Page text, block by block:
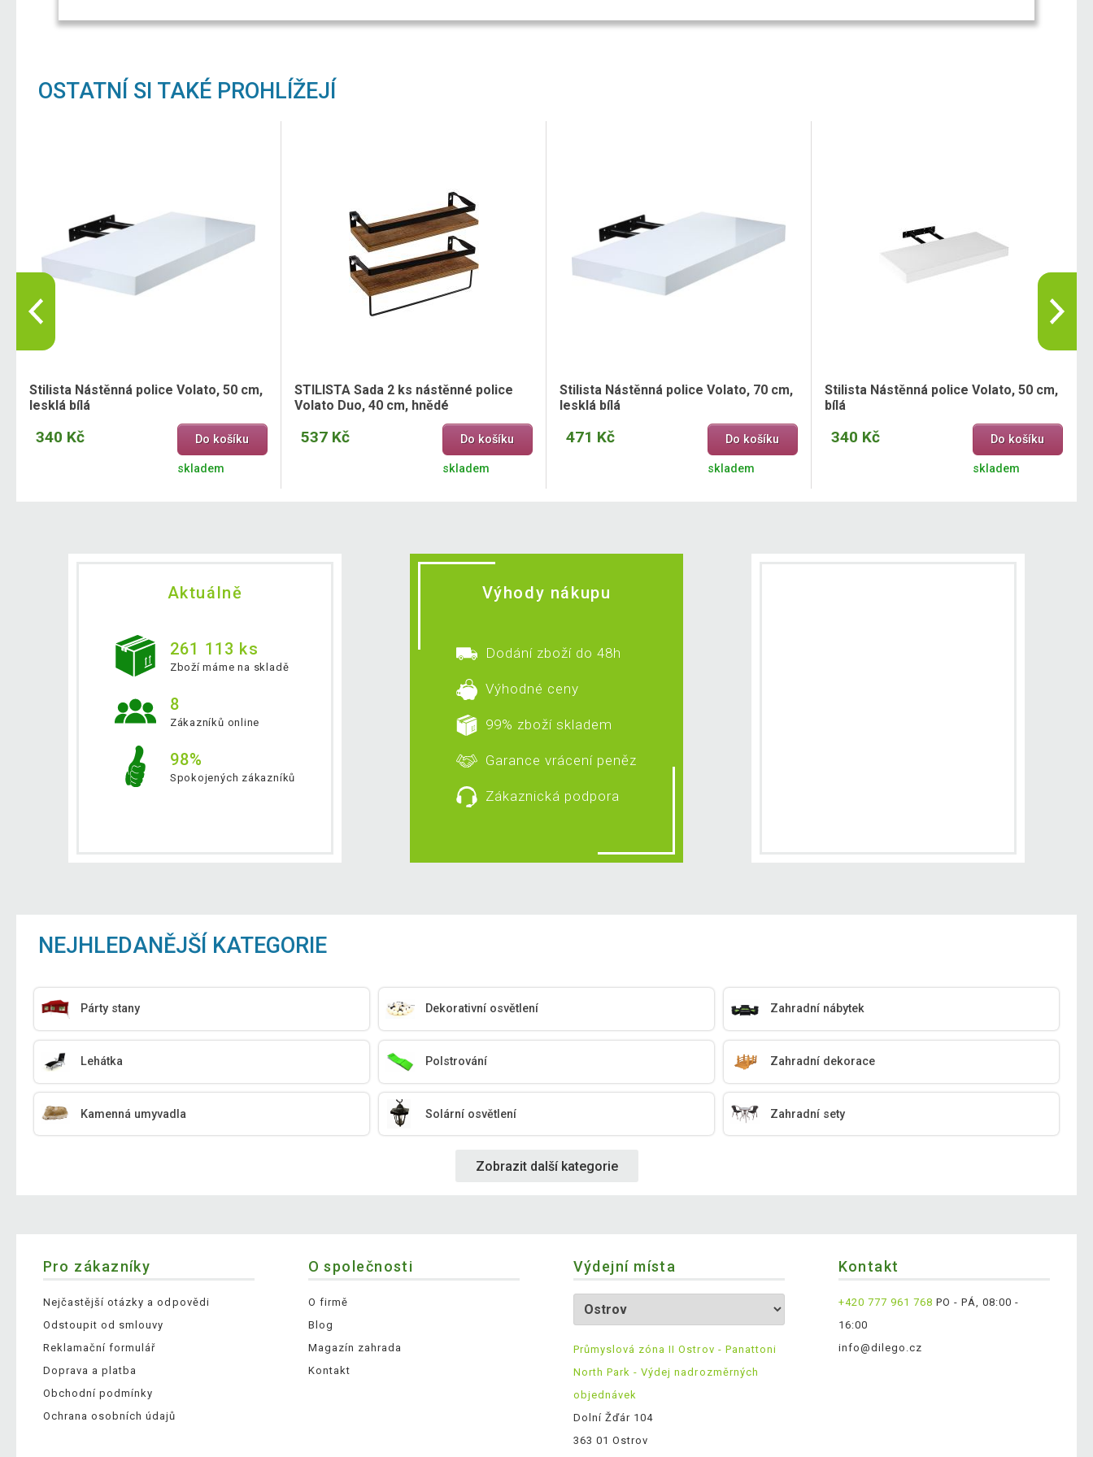
OSTATNÍ SI TAKÉ PROHLÍŽEJÍ
Stilista Nástěnná police Volato, 50 cm,
lesklá bílá
340 Kč Do košíku
skladem
STILISTA Sada 2 ks nástěnné police
Volato Duo, 40 cm, hnědé
537 Kč Do košíku
skladem
Stilista Nástěnná police Volato, 70 cm,
lesklá bílá
471 Kč Do košíku
skladem
Stilista Nástěnná police Volato, 50 cm,
bílá
340 Kč Do košíku
skladem
Aktuálně
261 113 ks
Zboží máme na skladě
8
Zákazníků online
98%
Spokojených zákazníků
Výhody nákupu
Dodání zboží do 48h
Výhodné ceny
99% zboží skladem
Garance vrácení peněz
Zákaznická podpora
NEJHLEDANĚJŠÍ KATEGORIE
Párty stany Dekorativní osvětlení Zahradní nábytek
Lehátka Polstrování Zahradní dekorace
Kamenná umyvadla Solární osvětlení Zahradní sety
Zobrazit další kategorie
Pro zákazníky
Nejčastější otázky a odpovědi
Odstoupit od smlouvy
Reklamační formulář
Doprava a platba
Obchodní podmínky
Ochrana osobních údajů
O společnosti
O firmě
Blog
Magazín zahrada
Kontakt
Výdejní místa
Průmyslová zóna II Ostrov - Panattoni
North Park - Výdej nadrozměrných
objednávek
Dolní Žďár 104
363 01 Ostrov
Kontakt
+420 777 961 768 PO - PÁ, 08:00 -
16:00
info@dilego.cz